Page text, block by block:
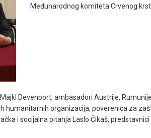
Međunarodnog komiteta Crvenog
Devenport, ambasadori Austrije,
humanitarnih organizacija, poverenica za
i socijalna pitanja Laslo Čikaš,